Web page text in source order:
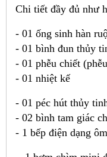
Chi tiết đầy đủ như
- 01 ống sinh hàn
- 01 bình đun thủy
- 01 phễu chiết
- 01 nhiệt kế
- 01 péc hút thủy
- 02 bình tam giác
- 1 bếp điện dạng